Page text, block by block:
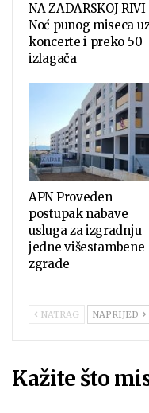
NA ZADARSKOJ RIVI
Noć punog miseca
koncerte i preko 50
izlagača
APN Proveden
postupak nabave
usluga za izgradnju
jedne višestambene
zgrade
NATRAG NAPRIJED
Kažite što